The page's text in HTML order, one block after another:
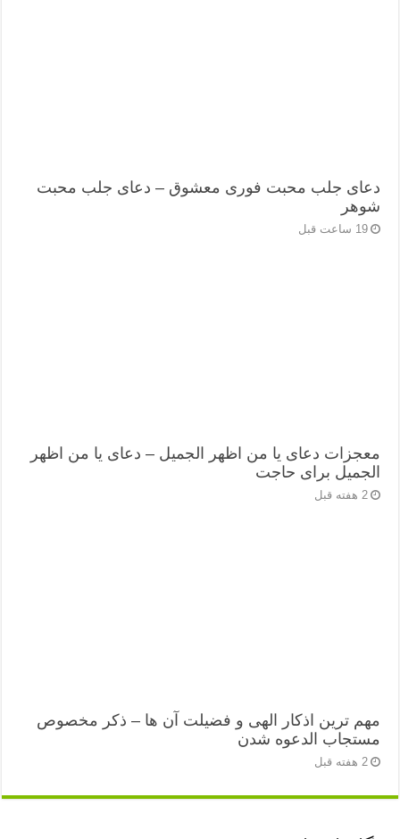
دعای جلب محبت فوری معشوق – دعای جلب محبت
شوهر
19 ساعت قبل
معجزات دعای یا من اظهر الجمیل – دعای یا من اظهر
الجمیل برای حاجت
2 هفته قبل
مهم ترین اذکار الهی و فضیلت آن ها – ذکر مخصوص
مستجاب الدعوه شدن
2 هفته قبل